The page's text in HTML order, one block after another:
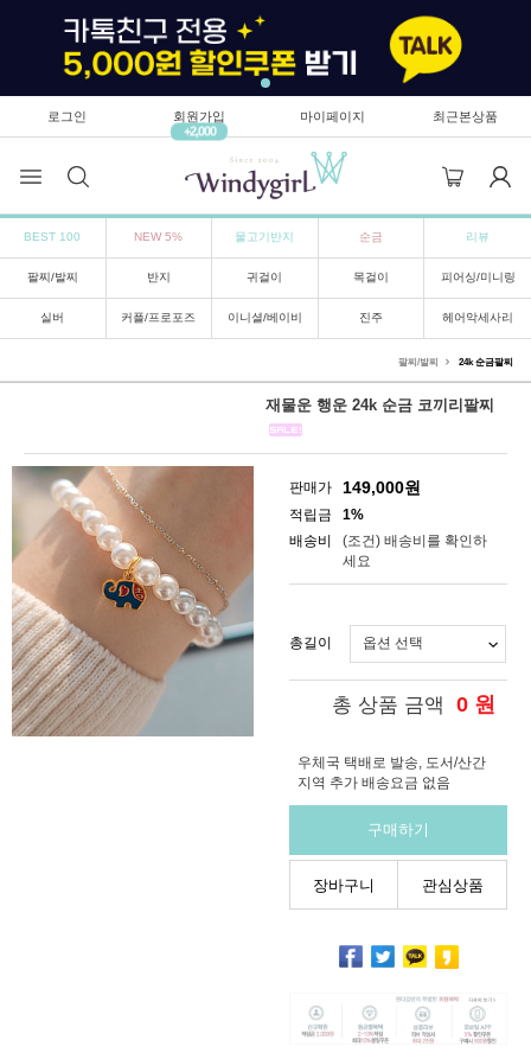
로그인
회원가입
+2,000
마이페이지 최근본상품
BEST 100 NEW 5% 물고기반지 순금 리뷰
팔찌/발찌 반지 귀걸이 목걸이 피어싱/미니링
실버 커플/프로포즈 이니셜/베이비 진주 헤어악세사리
팔찌/발찌 24k 순금팔찌
재물운 행운 24k 순금 코끼리팔찌
판매가 149,000원
적립금
1%
배송비
(조건) 배송비를 확인하
세요
총길이
총 상품 금액 0 원
우체국 택배로 발송, 도서/산간
지역 추가 배송요금 없음
구매하기
장바구니 관심상품